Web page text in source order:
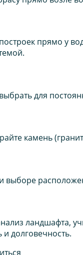
прямо у
для
камень
выборе
ландшафта,
долговечность.